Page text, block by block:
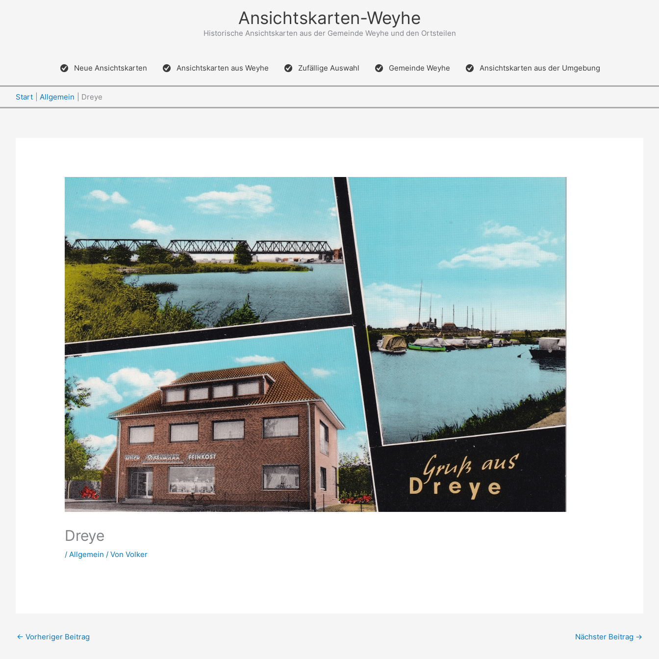
Ansichtskarten-Weyhe
Historische Ansichtskarten aus der Gemeinde Weyhe und den Ortsteilen
Neue Ansichtskarten Ansichtskarten aus Weyhe Zufällige Auswahl Gemeinde Weyhe Ansichtskarten aus der Umgebung
Start Allgemein Dreye
Dreye
/Allgemein / VonVolker
← Vorheriger Beitrag Nächster Beitrag →